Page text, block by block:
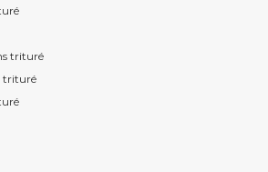
é
trituré
trituré
é